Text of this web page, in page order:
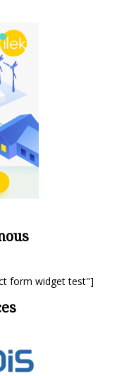
form widget test"]